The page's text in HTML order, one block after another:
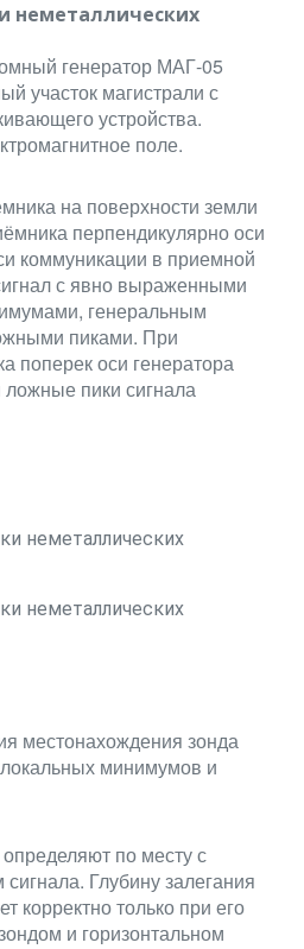
неметаллических
генератор МАГ-05
участок магистрали с
устройства.
поле.
на поверхности земли
перпендикулярно оси
коммуникации в приемной
с явно выраженными
генеральным
пиками. При
поперек оси генератора
пики сигнала
местонахождения зонда
минимумов и
по месту с
Глубину залегания
корректно только при его
и горизонтальном